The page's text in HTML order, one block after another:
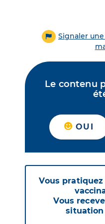
Signaler
Le contenu
OUI
Vous
Vous
situation